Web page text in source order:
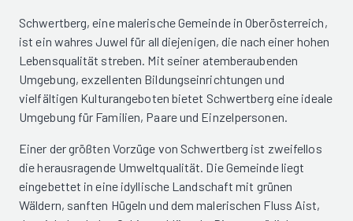
Schwertberg, eine malerische Gemeinde in Oberösterreich,
ist ein wahres Juwel für all diejenigen, die nach einer hohen
Lebensqualität streben. Mit seiner atemberaubenden
Umgebung, exzellenten Bildungseinrichtungen und
vielfältigen Kulturangeboten bietet Schwertberg eine ideale
Umgebung für Familien, Paare und Einzelpersonen.
Einer der größten Vorzüge von Schwertberg ist zweifellos
die herausragende Umweltqualität. Die Gemeinde liegt
eingebettet in eine idyllische Landschaft mit grünen
Wäldern, sanften Hügeln und dem malerischen Fluss Aist,